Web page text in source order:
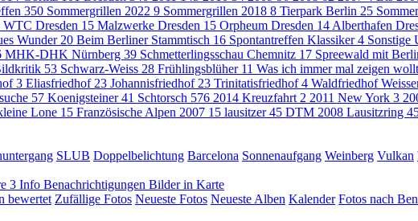
350 Sommergrillen 2022 9 Sommergrillen 2018 8 Tierpark Berlin 25
WTC Dresden 15 Malzwerke Dresden 15 Orpheum Dresden 14 Alberthafen
Wunder 20 Beim Berliner Stammtisch 16 Spontantreffen Klassiker4 Sonstige
MHK-DHK Nürnberg 39 Schmetterlingsschau Chemnitz 17 Spreewald mit
53 Schwarz-Weiss 28 Frühlingsblüher 11 Was ich immer mal zeigen
3 Eliasfriedhof 23 Johannisfriedhof 23 Trinitatisfriedhof4 Waldfriedhof
57 Koenigsteiner41 Schtorsch 576 2014 Kreuzfahrt 2 2011 New York 3
Lone 15 Französische Alpen 2007 15 lausitzer45 DTM 2008 Lausitzring
SLUB Doppelbelichtung Barcelona Sonnenaufgang Weinberg Vulkan
3 Info Benachrichtigungen Bilder in Karte
bewertet Zufällige Fotos Neueste Fotos Neueste Alben Kalender Fotos nach